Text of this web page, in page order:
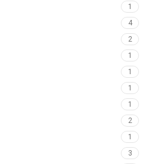
1
4
2
1
1
1
1
2
1
3